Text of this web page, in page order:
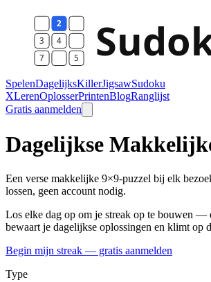
SpelenDagelijksKillerJigsawSudoku
XLerenOplosserPrintenBlogRanglijst
Gratis aanmelden
Dagelijkse
Een verse makkelijke 9×9-puzzel bij elk
lossen, geen account nodig.
Los elke dag op om je streak op te bouwen —
bewaart je dagelijkse oplossingen en klimt op
Begin mijn streak — gratis aanmelden
Type